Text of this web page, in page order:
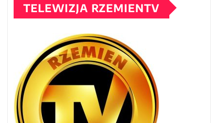
TELEWIZJA RZEMIENTV